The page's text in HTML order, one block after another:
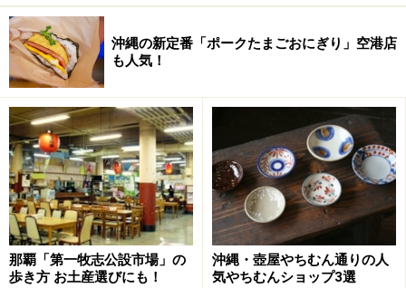
沖縄の新定番「ポークたまごおにぎり」空港店
も人気！
那覇「第一牧志公設市場」の
歩き方 お土産選びにも！
沖縄・壺屋やちむん通りの人
気やちむんショップ3選